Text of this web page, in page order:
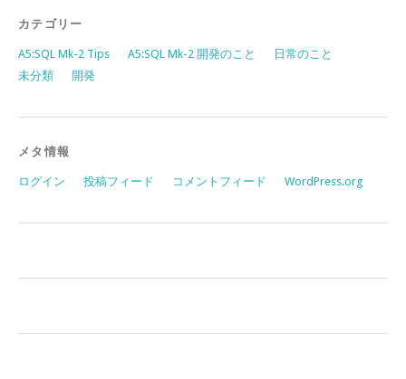
カテゴリー
A5:SQL Mk-2 Tips A5:SQL Mk-2 開発のこと
日常のこと
未分類
開発
メタ情報
ログイン 投稿フィード コメントフィード WordPress.org